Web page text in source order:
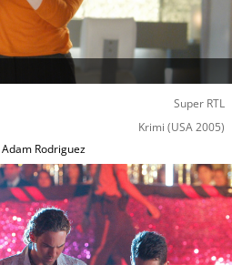
Super RTL
Krimi (USA 2005)
Adam Rodriguez